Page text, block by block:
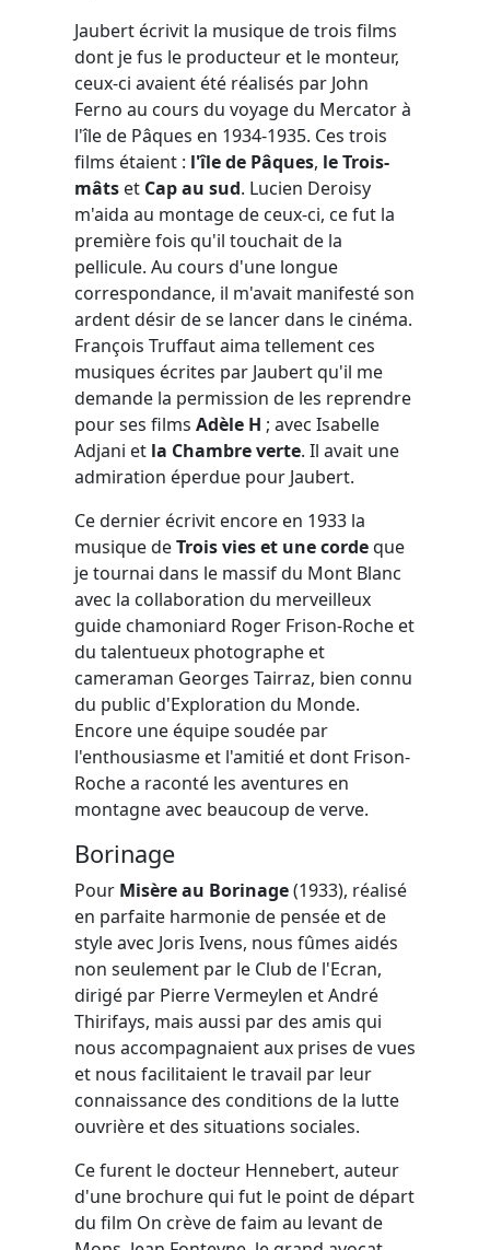
Jaubert écrivit la musique de trois films
dont je fus le producteur et le monteur,
ceux-ci avaient été réalisés par John
Ferno au cours du voyage du Mercator à
l'île de Pâques en 1934-1935. Ces trois
films étaient : l'île de Pâques, le Trois-
mâts et Cap au sud. Lucien Deroisy
m'aida au montage de ceux-ci, ce fut la
première fois qu'il touchait de la
pellicule. Au cours d'une longue
correspondance, il m'avait manifesté son
ardent désir de se lancer dans le cinéma.
François Truffaut aima tellement ces
musiques écrites par Jaubert qu'il me
demande la permission de les reprendre
pour ses films Adèle H ; avec Isabelle
Adjani et la Chambre verte. Il avait une
admiration éperdue pour Jaubert.
Ce dernier écrivit encore en 1933 la
musique deTrois vies et une cordeque
je tournai dans le massif du Mont Blanc
avec la collaboration du merveilleux
guide chamoniard Roger Frison-Roche et
du talentueux photographe et
cameraman Georges Tairraz, bien connu
du public d'Exploration du Monde.
Encore une équipe soudée par
l'enthousiasme et l'amitié et dont Frison-
Roche a raconté les aventures en
montagne avec beaucoup de verve.
Borinage
Pour Misère au Borinage(1933), réalisé
en parfaite harmonie de pensée et de
style avec Joris Ivens, nous fûmes aidés
non seulement par le Club de l'Ecran,
dirigé par Pierre Vermeylen et André
Thirifays, mais aussi par des amis qui
nous accompagnaient aux prises de vues
et nous facilitaient le travail par leur
connaissance des conditions de la lutte
ouvrière et des situations sociales.
Ce furent le docteur Hennebert, auteur
d'une brochure qui fut le point de départ
du film On crève de faim au levant de